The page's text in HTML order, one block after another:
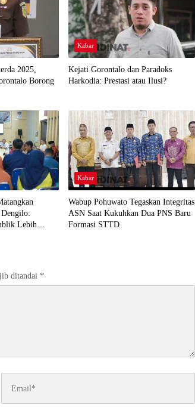
2025,
Borong
Kabar
Kejati Gorontalo dan Paradoks
Harkodia: Prestasi atau Ilusi?
Dengilo:
Lebih
Kabar
Wabup Pohuwato Tegaskan Integritas
ASN Saat Kukuhkan Dua PNS Baru
Formasi STTD
ditandai *